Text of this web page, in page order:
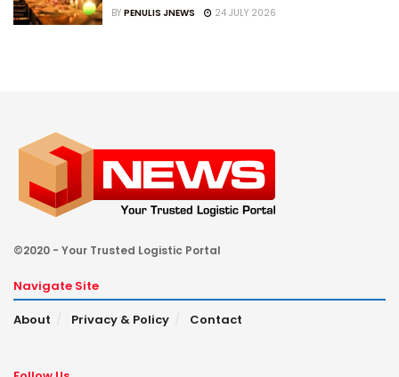
BY PENULIS JNEWS 24 JULY 2026
©2020 - Your Trusted Logistic Portal
Navigate Site
About
Privacy & Policy Contact